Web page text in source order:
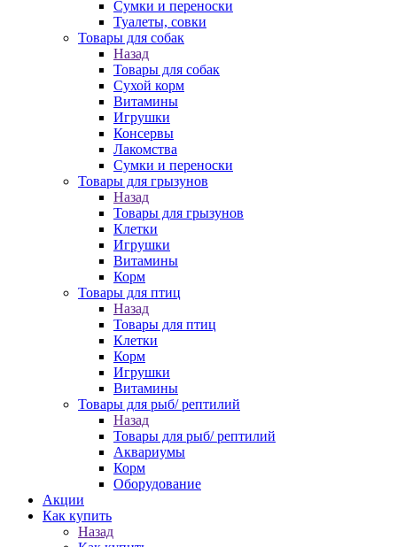
Сумки и переноски
Туалеты, совки
Товары для собак
Назад
Товары для собак
Cухой корм
Витамины
Игрушки
Консервы
Лакомства
Сумки и переноски
Товары для грызунов
Назад
Товары для грызунов
Клетки
Игрушки
Витамины
Корм
Товары для птиц
Назад
Товары для птиц
Клетки
Корм
Игрушки
Витамины
Товары для рыб/ рептилий
Назад
Товары для рыб/ рептилий
Аквариумы
Корм
Оборудование
Акции
Как купить
Назад